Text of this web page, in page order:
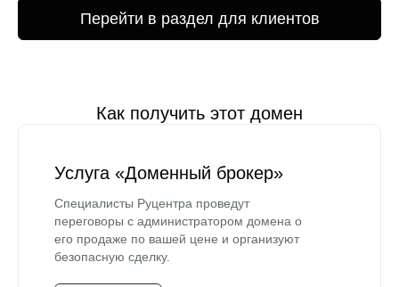
Перейти в раздел для клиентов
Как получить этот домен
Услуга «Доменный брокер»
Специалисты Руцентра проведут
переговоры с администратором домена о
его продаже по вашей цене и организуют
безопасную сделку.